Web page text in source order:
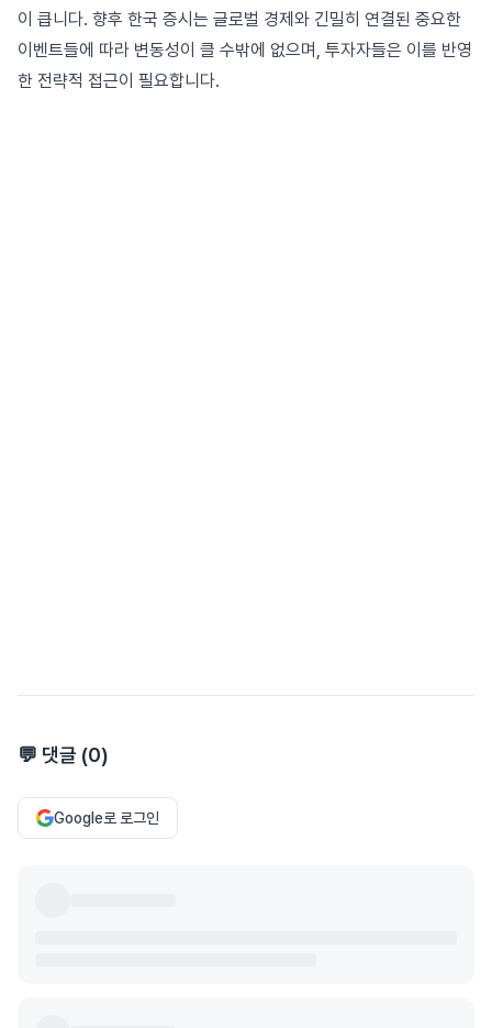
이 큽니다. 향후 한국 증시는 글로벌 경제와 긴밀히 연결된 중요한
이벤트들에 따라 변동성이 클 수밖에 없으며, 투자자들은 이를 반영
한 전략적 접근이 필요합니다.
💬 댓글 (0)
Google로 로그인